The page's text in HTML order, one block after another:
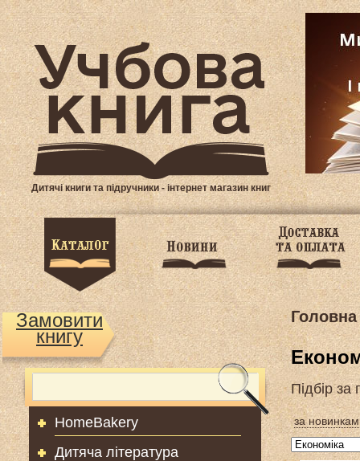
Дитячі книги та підручники - інтернет магазин книг
Замовити
книгу
HomeBakery
Дитяча література
Головна
Підбір за
за